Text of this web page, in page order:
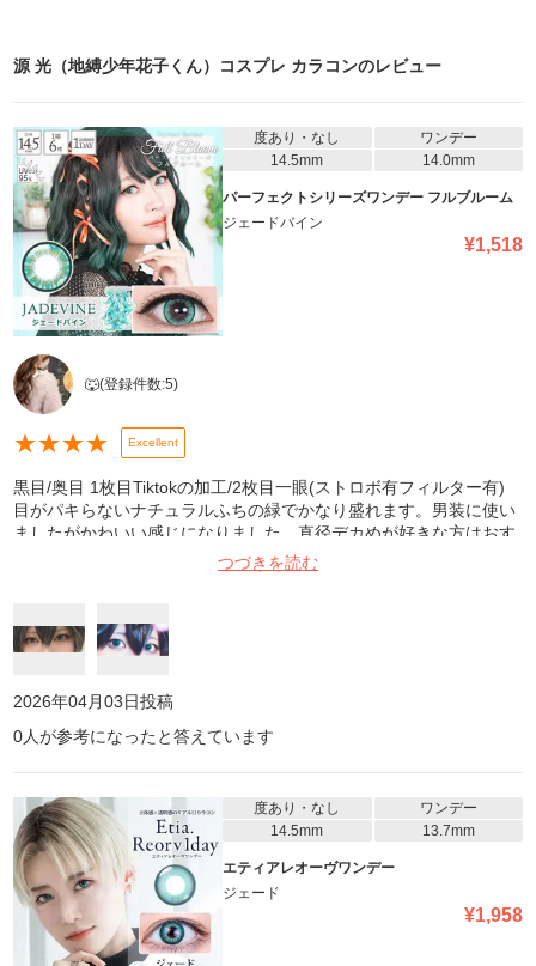
源 光（地縛少年花子くん）コスプレ カラコンのレビュー
度あり・なし
ワンデー
14.5mm
14.0mm
パーフェクトシリーズワンデー フルブルーム
ジェードバイン
¥1,518
🐺(登録件数:5)
★★★★ Excellent
黒目/奥目 1枚目Tiktokの加工/2枚目一眼(ストロボ有フィルター有)
目がパキらないナチュラルふちの緑でかなり盛れます。男装に使い
ましたがかわいい感じになりました。直径デカめが好きな方はおす
すめです 某刀の新々刀の祖ですつづきを読む
2026年04月03日投稿
0人が参考になったと答えています
度あり・なし
ワンデー
14.5mm
13.7mm
エティアレオーヴワンデー
ジェード
¥1,958